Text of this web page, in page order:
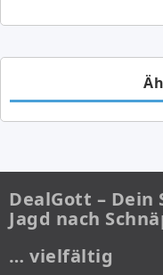
DealGott – Dein
Jagd nach
… vielfältig